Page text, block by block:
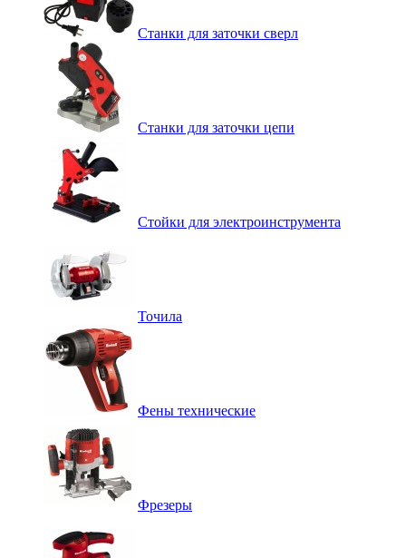
Станки для заточки сверл
Станки для заточки цепи
Стойки для электроинструмента
Точила
Фены технические
Фрезеры